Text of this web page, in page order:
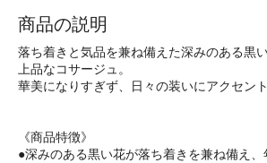
商品の説明
落ち着きと気品を兼ね備えた深みのある黒
上品なコサージュ。
華美になりすぎず、日々の装いにアクセン
《商品特徴》
●深みのある黒い花が落ち着きを兼ね備え